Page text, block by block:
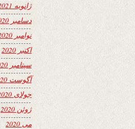
ژانویه 2021
دسامبر 2020
نوامبر 2020
اکتبر 2020
سپتامبر 2020
آگوست 2020
جولای 2020
ژوئن 2020
می 2020